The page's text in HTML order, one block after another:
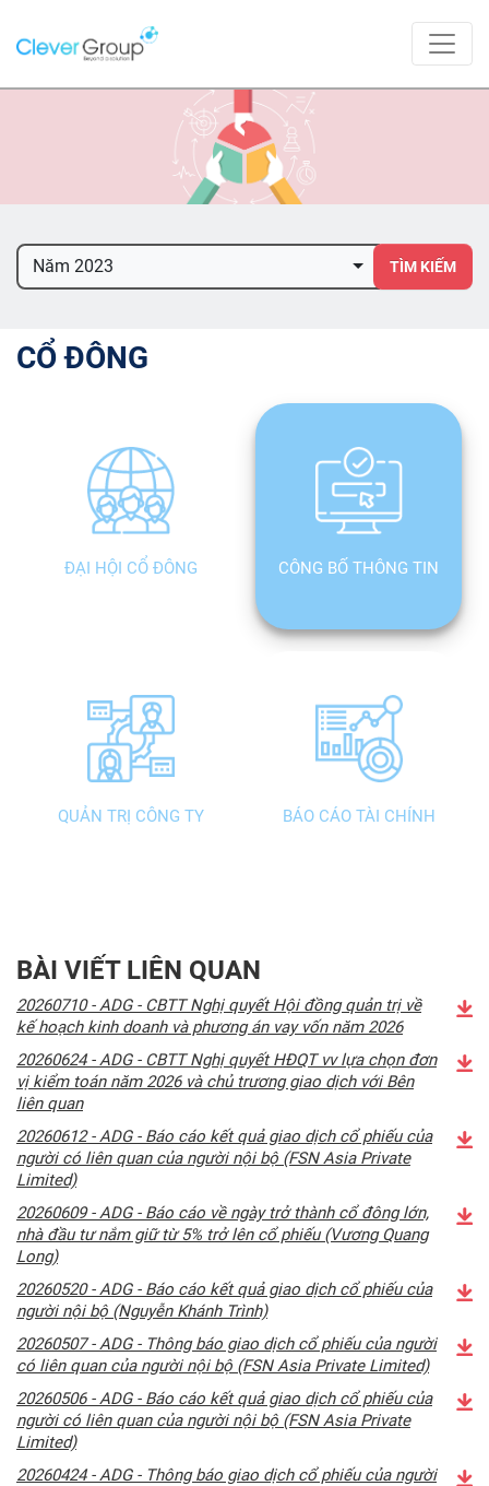
Năm 2023 TÌM KIẾM
CỔ ĐÔNG
ĐẠI HỘI CỔ ĐÔNG CÔNG BỐ THÔNG TIN
QUẢN TRỊ CÔNG TY BÁO CÁO TÀI CHÍNH
BÀI VIẾT LIÊN QUAN
20260710 - ADG - CBTT Nghị quyết Hội đồng quản trị về
kế hoạch kinh doanh và phương án vay vốn năm 2026
20260624 - ADG - CBTT Nghị quyết HĐQT vv lựa chọn đơn
vị kiểm toán năm 2026 và chủ trương giao dịch với Bên
liên quan
20260612 - ADG - Báo cáo kết quả giao dịch cổ phiếu của
người có liên quan của người nội bộ (FSN Asia Private
Limited)
20260609 - ADG - Báo cáo về ngày trở thành cổ đông lớn,
nhà đầu tư nắm giữ từ 5% trở lên cổ phiếu (Vương Quang
Long)
20260520 - ADG - Báo cáo kết quả giao dịch cổ phiếu của
người nội bộ (Nguyễn Khánh Trình)
20260507 - ADG - Thông báo giao dịch cổ phiếu của người
có liên quan của người nội bộ (FSN Asia Private Limited)
20260506 - ADG - Báo cáo kết quả giao dịch cổ phiếu của
người có liên quan của người nội bộ (FSN Asia Private
Limited)
20260424 - ADG - Thông báo giao dịch cổ phiếu của người